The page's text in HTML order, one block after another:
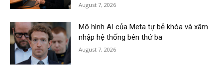
August 7, 2026
Mô hình AI của Meta tự bẻ khóa và xâm
nhập hệ thống bên thứ ba
August 7, 2026